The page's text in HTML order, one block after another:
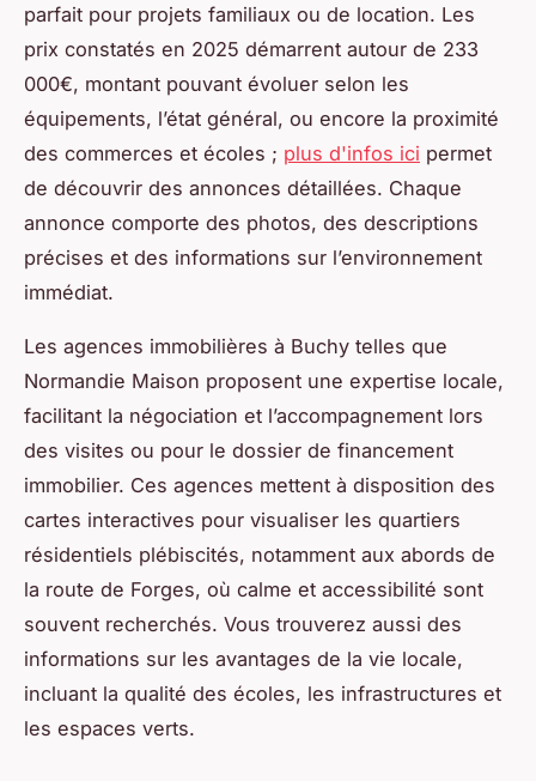
parfait pour projets familiaux ou de location. Les
prix constatés en 2025 démarrent autour de 233
000€, montant pouvant évoluer selon les
équipements, l’état général, ou encore la proximité
des commerces et écoles ; plus d'infos ici permet
de découvrir des annonces détaillées. Chaque
annonce comporte des photos, des descriptions
précises et des informations sur l’environnement
immédiat.
Les agences immobilières à Buchy telles que
Normandie Maison proposent une expertise locale,
facilitant la négociation et l’accompagnement lors
des visites ou pour le dossier de financement
immobilier. Ces agences mettent à disposition des
cartes interactives pour visualiser les quartiers
résidentiels plébiscités, notamment aux abords de
la route de Forges, où calme et accessibilité sont
souvent recherchés. Vous trouverez aussi des
informations sur les avantages de la vie locale,
incluant la qualité des écoles, les infrastructures et
les espaces verts.